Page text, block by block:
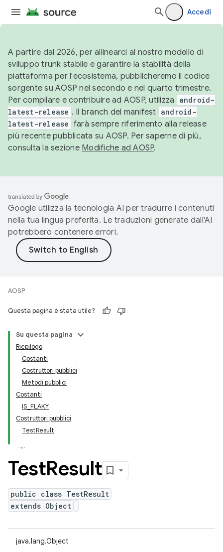
Accedi
A partire dal 2026, per allinearci al nostro modello di
sviluppo trunk stabile e garantire la stabilità della
piattaforma per l'ecosistema, pubblicheremo il codice
sorgente su AOSP nel secondo e nel quarto trimestre.
Per compilare e contribuire ad AOSP, utilizza
android-
latest-release . Il branch del manifest android-
latest-release farà sempre riferimento alla release
più recente pubblicata su AOSP. Per saperne di più,
consulta la sezione Modifiche ad AOSP.
Google utilizza la tecnologia AI per tradurre i contenuti
nella tua lingua preferita. Le traduzioni generate dall'AI
potrebbero contenere errori.
AOSP
Questa pagina è stata utile?
Su questa pagina
Riepilogo
Costanti
Costruttori pubblici
Metodi pubblici
Costanti
IS_FLAKY
Costruttori pubblici
TestResult
TestResult
public class TestResult
extends Object
java.lang.Object